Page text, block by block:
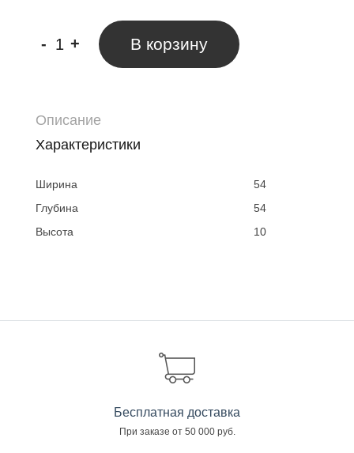
- + В корзину
Описание
Характеристики
Ширина
54
Глубина
54
Высота
10
Бесплатная доставка
При заказе от 50 000 руб.